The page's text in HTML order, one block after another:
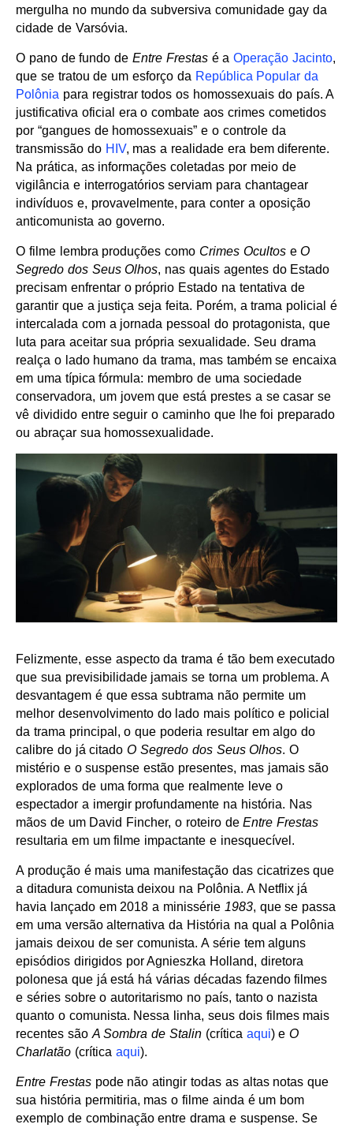
mergulha no mundo da subversiva comunidade gay da
cidade de Varsóvia.
O pano de fundo de Entre Frestasé aOperação Jacinto,
que se tratou de um esforço da República Popular da
Polônia para registrar todos os homossexuais do país. A
justificativa oficial era o combate aos crimes cometidos
por “gangues de homossexuais” e o controle da
transmissão do HIV, mas a realidade era bem diferente.
Na prática, as informações coletadas por meio de
vigilância e interrogatórios serviam para chantagear
indivíduos e, provavelmente, para conter a oposição
anticomunista ao governo.
O filme lembra produções como Crimes OcultoseO
Segredo dos Seus Olhos, nas quais agentes do Estado
precisam enfrentar o próprio Estado na tentativa de
garantir que a justiça seja feita. Porém, a trama policial é
intercalada com a jornada pessoal do protagonista, que
luta para aceitar sua própria sexualidade. Seu drama
realça o lado humano da trama, mas também se encaixa
em uma típica fórmula: membro de uma sociedade
conservadora, um jovem que está prestes a se casar se
vê dividido entre seguir o caminho que lhe foi preparado
ou abraçar sua homossexualidade.
Felizmente, esse aspecto da trama é tão bem executado
que sua previsibilidade jamais se torna um problema. A
desvantagem é que essa subtrama não permite um
melhor desenvolvimento do lado mais político e policial
da trama principal, o que poderia resultar em algo do
calibre do já citadoO Segredo dos Seus Olhos. O
mistério e o suspense estão presentes, mas jamais são
explorados de uma forma que realmente leve o
espectador a imergir profundamente na história. Nas
mãos de um David Fincher, o roteiro deEntre Frestas
resultaria em um filme impactante e inesquecível.
A produção é mais uma manifestação das cicatrizes que
a ditadura comunista deixou na Polônia. A Netflix já
havia lançado em 2018 a minissérie 1983, que se passa
em uma versão alternativa da História na qual a Polônia
jamais deixou de ser comunista. A série tem alguns
episódios dirigidos por Agnieszka Holland, diretora
polonesa que já está há várias décadas fazendo filmes
e séries sobre o autoritarismo no país, tanto o nazista
quanto o comunista. Nessa linha, seus dois filmes mais
recentes são A Sombra de Stalin (crítica aqui) eO
Charlatão (crítica aqui).
Entre Frestaspode não atingir todas as altas notas que
sua história permitiria, mas o filme ainda é um bom
exemplo de combinação entre drama e suspense. Se